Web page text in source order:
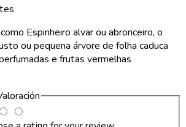
Espinheiro alvar ou abronceiro, o
ou pequena árvore de folha caduca
e frutas vermelhas